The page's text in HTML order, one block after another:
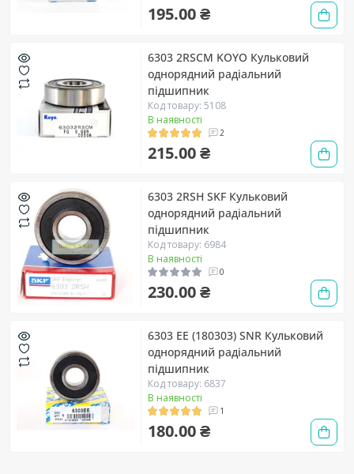
195.00 ₴
6303 2RSCM KOYO Кульковий
однорядний радіальний
підшипник
Код товару: 5108
В наявності
2
215.00 ₴
6303 2RSH SKF Кульковий
однорядний радіальний
підшипник
Код товару: 6984
В наявності
0
230.00 ₴
6303 EE (180303) SNR Кульковий
однорядний радіальний
підшипник
Код товару: 6837
В наявності
1
180.00 ₴